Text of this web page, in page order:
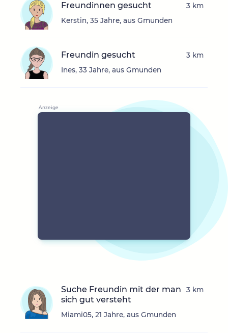
Freundinnen gesucht
Kerstin, 35 Jahre, aus Gmunden
3 km
Freundin gesucht
Ines, 33 Jahre, aus Gmunden
3 km
Suche Freundin mit der man
sich gut versteht
Miami05, 21 Jahre, aus Gmunden
3 km